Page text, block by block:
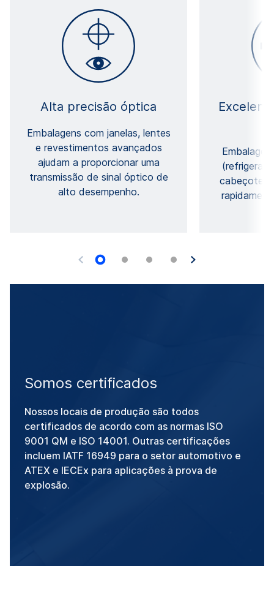
Alta precisão óptica
Embalagens com janelas, lentes
e revestimentos avançados
ajudam a proporcionar uma
transmissão de sinal óptico de
alto desempenho.
cabeçote
Somos certificados
Nossos locais de produção são todos
certificados de acordo com as normas ISO
9001 QM e ISO 14001. Outras certificações
incluem IATF 16949 para o setor automotivo e
ATEX e IECEx para aplicações à prova de
explosão.